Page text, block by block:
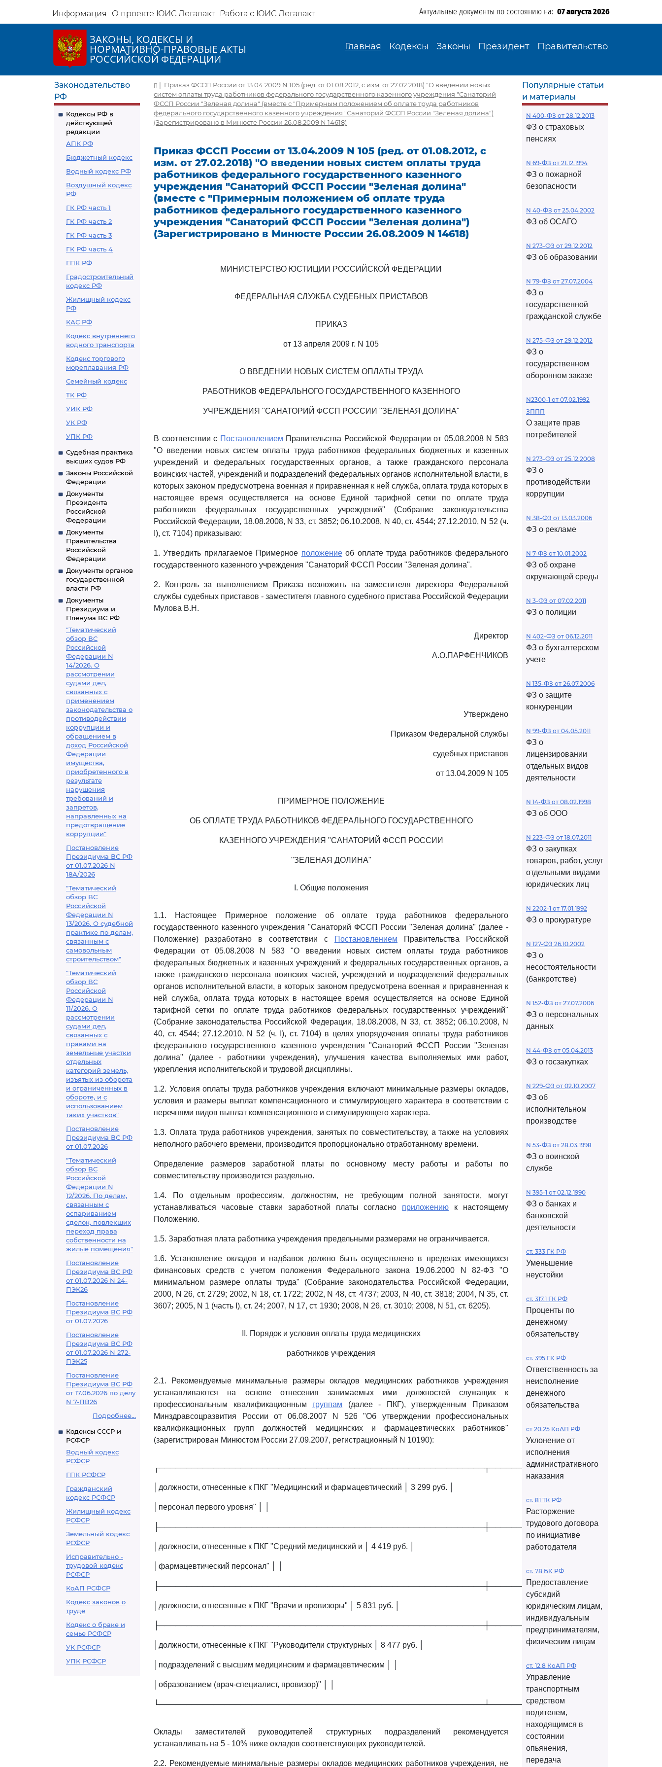
Информация О проекте ЮИС Легалакт Работа с ЮИС Легалакт Актуальные документы по состоянию на: 07 августа 2026
ЗАКОНЫ, КОДЕКСЫ И
НОРМАТИВНО-ПРАВОВЫЕ АКТЫ
РОССИЙСКОЙ ФЕДЕРАЦИИ
Главная Кодексы Законы Президент Правительство
Законодательство
РФ
Кодексы РФ в
действующей
редакции
АПК РФ
Бюджетный кодекс
Водный кодекс РФ
Воздушный кодекс
РФ
ГК РФ часть 1
ГК РФ часть 2
ГК РФ часть 3
ГК РФ часть 4
ГПК РФ
Градостроительный
кодекс РФ
Жилищный кодекс
РФ
КАС РФ
Кодекс внутреннего
водного транспорта
Кодекс торгового
мореплавания РФ
Семейный кодекс
ТК РФ
УИК РФ
УК РФ
УПК РФ
Судебная практика
высших судов РФ
Законы Российской
Федерации
Документы
Президента
Российской
Федерации
Документы
Правительства
Российской
Федерации
Документы органов
государственной
власти РФ
Документы
Президиума и
Пленума ВС РФ
"Тематический
обзор ВС
Российской
Федерации N
14/2026. О
рассмотрении
судами дел,
связанных с
применением
законодательства о
противодействии
коррупции и
обращением в
доход Российской
Федерации
имущества,
приобретенного в
результате
нарушения
требований и
запретов,
направленных на
предотвращение
коррупции"
Постановление
Президиума ВС РФ
от 01.07.2026 N
18А/2026
"Тематический
обзор ВС
Российской
Федерации N
13/2026. О судебной
практике по делам,
связанным с
самовольным
строительством"
"Тематический
обзор ВС
Российской
Федерации N
11/2026. О
рассмотрении
судами дел,
связанных с
правами на
земельные участки
отдельных
категорий земель,
изъятых из оборота
и ограниченных в
обороте, и с
использованием
таких участков"
Постановление
Президиума ВС РФ
от 01.07.2026
"Тематический
обзор ВС
Российской
Федерации N
12/2026. По делам,
связанным с
оспариванием
сделок, повлекших
переход права
собственности на
жилые помещения"
Постановление
Президиума ВС РФ
от 01.07.2026 N 24-
ПЭК26
Постановление
Президиума ВС РФ
от 01.07.2026
Постановление
Президиума ВС РФ
от 01.07.2026 N 272-
ПЭК25
Постановление
Президиума ВС РФ
от 17.06.2026 по делу
N 7-ПВ26
Подробнее...
Кодексы СССР и
РСФСР
Водный кодекс
РСФСР
ГПК РСФСР
Гражданский
кодекс РСФСР
Жилищный кодекс
РСФСР
Земельный кодекс
РСФСР
Исправительно -
трудовой кодекс
РСФСР
КоАП РСФСР
Кодекс законов о
труде
Кодекс о браке и
семье РСФСР
УК РСФСР
УПК РСФСР
| Приказ ФССП России от 13.04.2009 N 105 (ред. от 01.08.2012, с изм. от 27.02.2018) "О введении новых
систем оплаты труда работников федерального государственного казенного учреждения "Санаторий
ФССП России "Зеленая долина" (вместе с "Примерным положением об оплате труда работников
федерального государственного казенного учреждения "Санаторий ФССП России "Зеленая долина")
(Зарегистрировано в Минюсте России 26.08.2009 N 14618)
Приказ ФССП России от 13.04.2009 N 105 (ред. от 01.08.2012, с
изм. от 27.02.2018) "О введении новых систем оплаты труда
работников федерального государственного казенного
учреждения "Санаторий ФССП России "Зеленая долина"
(вместе с "Примерным положением об оплате труда
работников федерального государственного казенного
учреждения "Санаторий ФССП России "Зеленая долина")
(Зарегистрировано в Минюсте России 26.08.2009 N 14618)
МИНИСТЕРСТВО ЮСТИЦИИ РОССИЙСКОЙ ФЕДЕРАЦИИ
ФЕДЕРАЛЬНАЯ СЛУЖБА СУДЕБНЫХ ПРИСТАВОВ
ПРИКАЗ
от 13 апреля 2009 г. N 105
О ВВЕДЕНИИ НОВЫХ СИСТЕМ ОПЛАТЫ ТРУДА
РАБОТНИКОВ ФЕДЕРАЛЬНОГО ГОСУДАРСТВЕННОГО КАЗЕННОГО
УЧРЕЖДЕНИЯ "САНАТОРИЙ ФССП РОССИИ "ЗЕЛЕНАЯ ДОЛИНА"
В соответствии с Постановлением Правительства Российской Федерации от 05.08.2008 N 583
"О введении новых систем оплаты труда работников федеральных бюджетных и казенных
учреждений и федеральных государственных органов, а также гражданского персонала
воинских частей, учреждений и подразделений федеральных органов исполнительной власти, в
которых законом предусмотрена военная и приравненная к ней служба, оплата труда которых в
настоящее время осуществляется на основе Единой тарифной сетки по оплате труда
работников федеральных государственных учреждений" (Собрание законодательства
Российской Федерации, 18.08.2008, N 33, ст. 3852; 06.10.2008, N 40, ст. 4544; 27.12.2010, N 52 (ч.
I), ст. 7104) приказываю:
1. Утвердить прилагаемое Примерное положениеоб оплате труда работников федерального
государственного казенного учреждения "Санаторий ФССП России "Зеленая долина".
2. Контроль за выполнением Приказа возложить на заместителя директора Федеральной
службы судебных приставов - заместителя главного судебного пристава Российской Федерации
Мулова В.Н.
Директор
А.О.ПАРФЕНЧИКОВ
Утверждено
Приказом Федеральной службы
судебных приставов
от 13.04.2009 N 105
ПРИМЕРНОЕ ПОЛОЖЕНИЕ
ОБ ОПЛАТЕ ТРУДА РАБОТНИКОВ ФЕДЕРАЛЬНОГО ГОСУДАРСТВЕННОГО
КАЗЕННОГО УЧРЕЖДЕНИЯ "САНАТОРИЙ ФССП РОССИИ
"ЗЕЛЕНАЯ ДОЛИНА"
I. Общие положения
1.1. Настоящее Примерное положение об оплате труда работников федерального
государственного казенного учреждения "Санаторий ФССП России "Зеленая долина" (далее -
Положение) разработано в соответствии с
Постановлением Правительства Российской
Федерации от 05.08.2008 N 583 "О введении новых систем оплаты труда работников
федеральных бюджетных и казенных учреждений и федеральных государственных органов, а
также гражданского персонала воинских частей, учреждений и подразделений федеральных
органов исполнительной власти, в которых законом предусмотрена военная и приравненная к
ней служба, оплата труда которых в настоящее время осуществляется на основе Единой
тарифной сетки по оплате труда работников федеральных государственных учреждений"
(Собрание законодательства Российской Федерации, 18.08.2008, N 33, ст. 3852; 06.10.2008, N
40, ст. 4544; 27.12.2010, N 52 (ч. I), ст. 7104) в целях упорядочения оплаты труда работников
федерального государственного казенного учреждения "Санаторий ФССП России "Зеленая
долина" (далее - работники учреждения), улучшения качества выполняемых ими работ,
укрепления исполнительской и трудовой дисциплины.
1.2. Условия оплаты труда работников учреждения включают минимальные размеры окладов,
условия и размеры выплат компенсационного и стимулирующего характера в соответствии с
перечнями видов выплат компенсационного и стимулирующего характера.
1.3. Оплата труда работников учреждения, занятых по совместительству, а также на условиях
неполного рабочего времени, производится пропорционально отработанному времени.
Определение размеров заработной платы по основному месту работы и работы по
совместительству производится раздельно.
1.4. По отдельным профессиям, должностям, не требующим полной занятости, могут
устанавливаться часовые ставки заработной платы согласно приложению к настоящему
Положению.
1.5. Заработная плата работника учреждения предельными размерами не ограничивается.
1.6. Установление окладов и надбавок должно быть осуществлено в пределах имеющихся
финансовых средств с учетом положения Федерального закона 19.06.2000 N 82-ФЗ "О
минимальном размере оплаты труда" (Собрание законодательства Российской Федерации,
2000, N 26, ст. 2729; 2002, N 18, ст. 1722; 2002, N 48, ст. 4737; 2003, N 40, ст. 3818; 2004, N 35, ст.
3607; 2005, N 1 (часть I), ст. 24; 2007, N 17, ст. 1930; 2008, N 26, ст. 3010; 2008, N 51, ст. 6205).
II. Порядок и условия оплаты труда медицинских
работников учреждения
2.1. Рекомендуемые минимальные размеры окладов медицинских работников учреждения
устанавливаются на основе отнесения занимаемых ими должностей служащих к
профессиональным квалификационным группам (далее - ПКГ), утвержденным Приказом
Минздравсоцразвития России от 06.08.2007 N 526 "Об утверждении профессиональных
квалификационных групп должностей медицинских и фармацевтических работников"
(зарегистрирован Минюстом России 27.09.2007, регистрационный N 10190):
┌────────────────────────────────────────────────────────────┬────────────┐
│должности, отнесенные к ПКГ "Медицинский и фармацевтический │ 3 299 руб. │
│персонал первого уровня" │ │
├────────────────────────────────────────────────────────────┼────────────┤
│должности, отнесенные к ПКГ "Средний медицинский и │ 4 419 руб. │
│фармацевтический персонал" │ │
├────────────────────────────────────────────────────────────┼────────────┤
│должности, отнесенные к ПКГ "Врачи и провизоры" │ 5 831 руб. │
├────────────────────────────────────────────────────────────┼────────────┤
│должности, отнесенные к ПКГ "Руководители структурных │ 8 477 руб. │
│подразделений с высшим медицинским и фармацевтическим │ │
│образованием (врач-специалист, провизор)" │ │
└────────────────────────────────────────────────────────────┴────────────┘
Оклады заместителей руководителей структурных подразделений рекомендуется
устанавливать на 5 - 10% ниже окладов соответствующих руководителей.
2.2. Рекомендуемые минимальные размеры окладов медицинских работников учреждения, не
Популярные статьи
и материалы
N 400-ФЗ от 28.12.2013
ФЗ о страховых
пенсиях
N 69-ФЗ от 21.12.1994
ФЗ о пожарной
безопасности
N 40-ФЗ от 25.04.2002
ФЗ об ОСАГО
N 273-ФЗ от 29.12.2012
ФЗ об образовании
N 79-ФЗ от 27.07.2004
ФЗ о
государственной
гражданской службе
N 275-ФЗ от 29.12.2012
ФЗ о
государственном
оборонном заказе
N2300-1 от 07.02.1992
ЗППП
О защите прав
потребителей
N 273-ФЗ от 25.12.2008
ФЗ о
противодействии
коррупции
N 38-ФЗ от 13.03.2006
ФЗ о рекламе
N 7-ФЗ от 10.01.2002
ФЗ об охране
окружающей среды
N 3-ФЗ от 07.02.2011
ФЗ о полиции
N 402-ФЗ от 06.12.2011
ФЗ о бухгалтерском
учете
N 135-ФЗ от 26.07.2006
ФЗ о защите
конкуренции
N 99-ФЗ от 04.05.2011
ФЗ о
лицензировании
отдельных видов
деятельности
N 14-ФЗ от 08.02.1998
ФЗ об ООО
N 223-ФЗ от 18.07.2011
ФЗ о закупках
товаров, работ, услуг
отдельными видами
юридических лиц
N 2202-1 от 17.01.1992
ФЗ о прокуратуре
N 127-ФЗ 26.10.2002
ФЗ о
несостоятельности
(банкротстве)
N 152-ФЗ от 27.07.2006
ФЗ о персональных
данных
N 44-ФЗ от 05.04.2013
ФЗ о госзакупках
N 229-ФЗ от 02.10.2007
ФЗ об
исполнительном
производстве
N 53-ФЗ от 28.03.1998
ФЗ о воинской
службе
N 395-1 от 02.12.1990
ФЗ о банках и
банковской
деятельности
ст. 333 ГК РФ
Уменьшение
неустойки
ст. 317.1 ГК РФ
Проценты по
денежному
обязательству
ст. 395 ГК РФ
Ответственность за
неисполнение
денежного
обязательства
ст 20.25 КоАП РФ
Уклонение от
исполнения
административного
наказания
ст. 81 ТК РФ
Расторжение
трудового договора
по инициативе
работодателя
ст. 78 БК РФ
Предоставление
субсидий
юридическим лицам,
индивидуальным
предпринимателям,
физическим лицам
ст. 12.8 КоАП РФ
Управление
транспортным
средством
водителем,
находящимся в
состоянии
опьянения,
передача